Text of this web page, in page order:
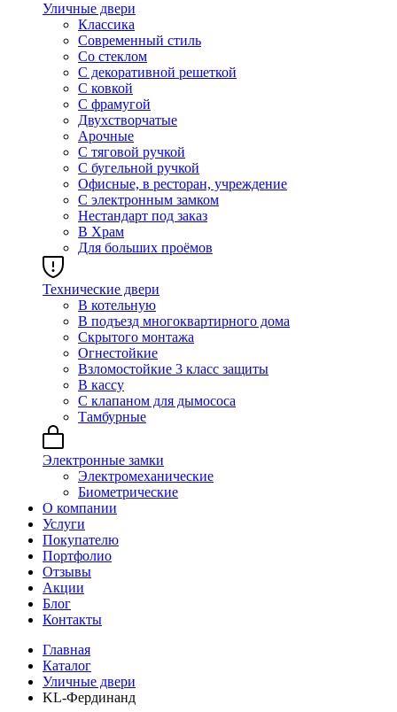
Уличные двери
Классика
Современный стиль
Со стеклом
С декоративной решеткой
С ковкой
С фрамугой
Двухстворчатые
Арочные
С тяговой ручкой
С бугельной ручкой
Офисные, в ресторан, учреждение
С электронным замком
Нестандарт под заказ
В Храм
Для больших проёмов
Технические двери
В котельную
В подъезд многоквартирного дома
Скрытого монтажа
Огнестойкие
Взломостойкие 3 класс защиты
В кассу
С клапаном для дымососа
Тамбурные
Электронные замки
Электромеханические
Биометрические
О компании
Услуги
Покупателю
Портфолио
Отзывы
Акции
Блог
Контакты
Главная
Каталог
Уличные двери
KL-Фердинанд